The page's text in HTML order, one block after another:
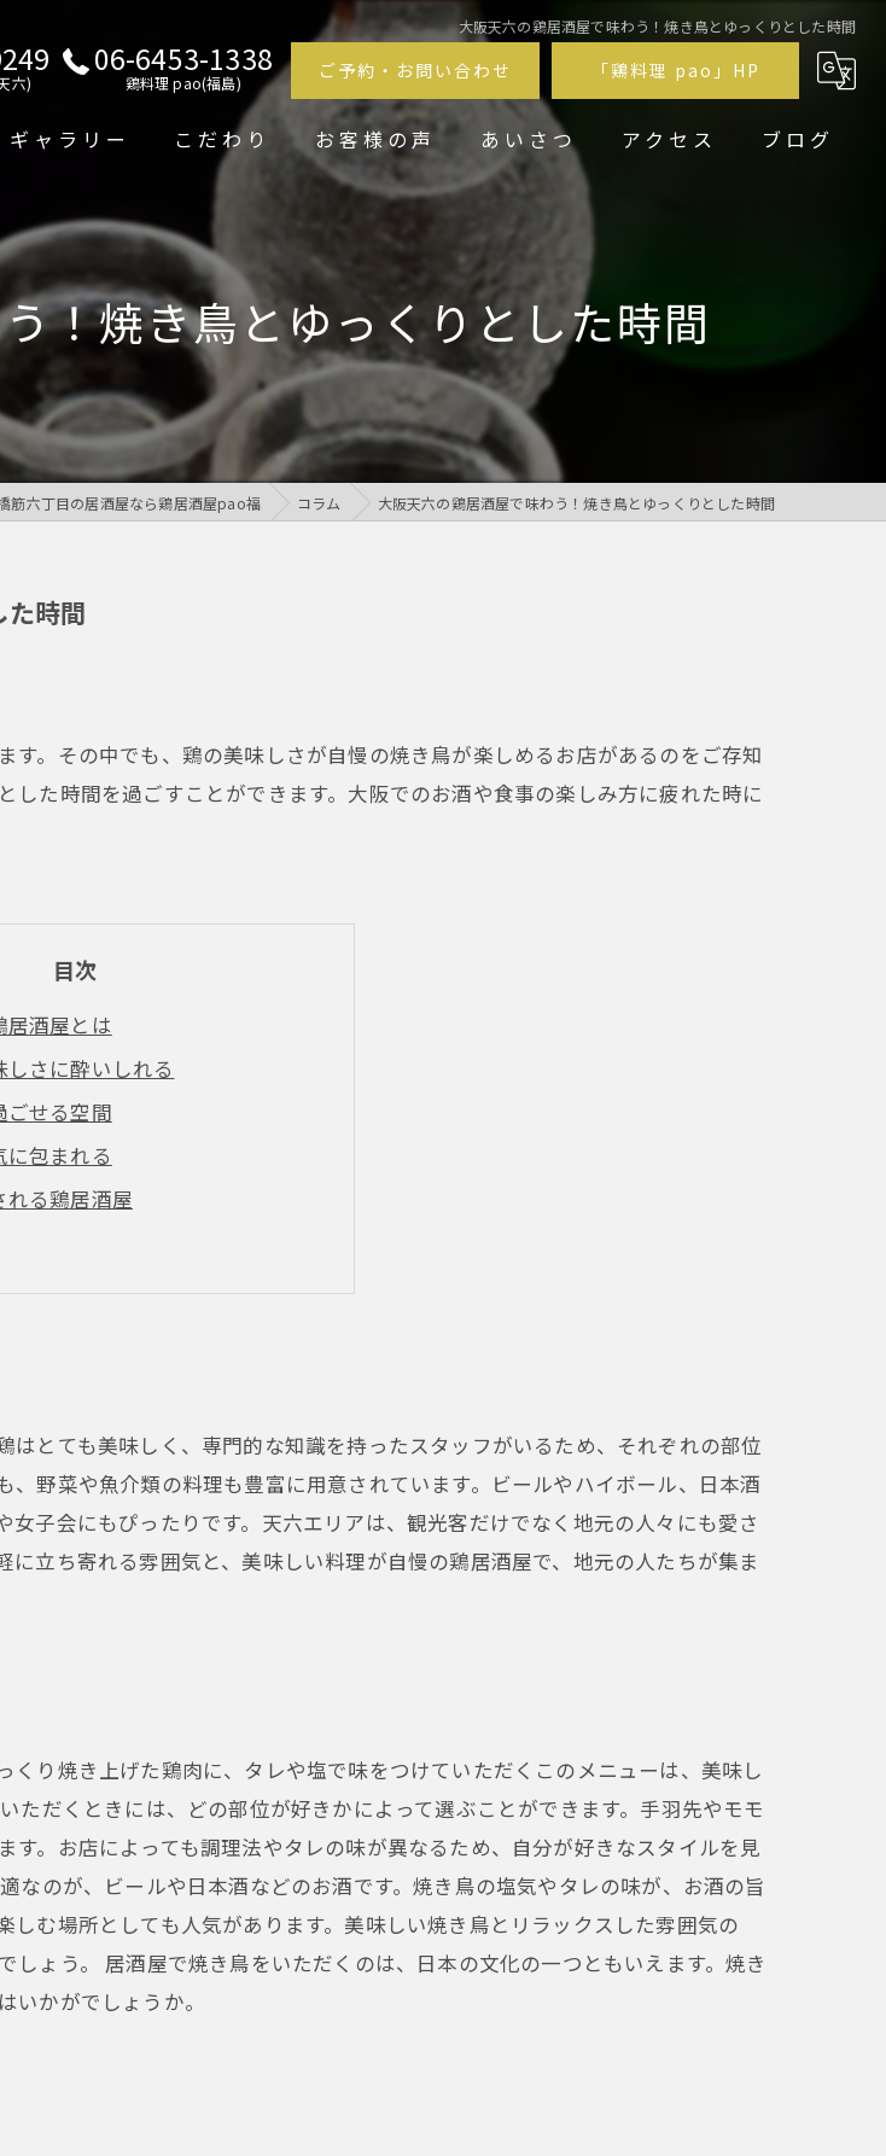
大阪天六の鶏居酒屋で味わう！焼き鳥とゆっくりとした時間
六)
06-6453-1338
鶏料理 pao(福島)
ご予約・お問い合わせ 「鶏料理 pao」HP
ギャラリー こだわり お客様の声 あいさつ アクセス ブログ
！焼き鳥とゆっくりとした時間
筋六丁目の居酒屋なら鶏居酒屋pao福 コラム 大阪天六の鶏居酒屋で味わう！焼き鳥とゆっくりとした時間
た時間
。その中でも、鶏の美味しさが自慢の焼き鳥が楽しめるお店があるのをご存知
た時間を過ごすことができます。大阪でのお酒や食事の楽しみ方に疲れた時に
目次
居酒屋とは
さに酔いしれる
ごせる空間
包まれる
れる鶏居酒屋
とても美味しく、専門的な知識を持ったスタッフがいるため、それぞれの部位
野菜や魚介類の料理も豊富に用意されています。ビールやハイボール、日本酒
子会にもぴったりです。天六エリアは、観光客だけでなく地元の人々にも愛さ
立ち寄れる雰囲気と、美味しい料理が自慢の鶏居酒屋で、地元の人たちが集ま
り焼き上げた鶏肉に、タレや塩で味をつけていただくこのメニューは、美味し
ただくときには、どの部位が好きかによって選ぶことができます。手羽先やモモ
。お店によっても調理法やタレの味が異なるため、自分が好きなスタイルを見
なのが、ビールや日本酒などのお酒です。焼き鳥の塩気やタレの味が、お酒の旨
む場所としても人気があります。美味しい焼き鳥とリラックスした雰囲気の
ょう。 居酒屋で焼き鳥をいただくのは、日本の文化の一つともいえます。焼き
かがでしょうか。